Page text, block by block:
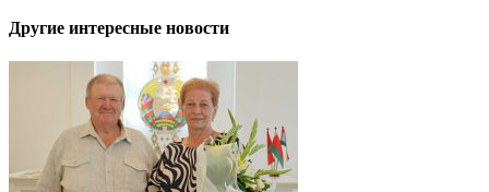
Другие интересные новости